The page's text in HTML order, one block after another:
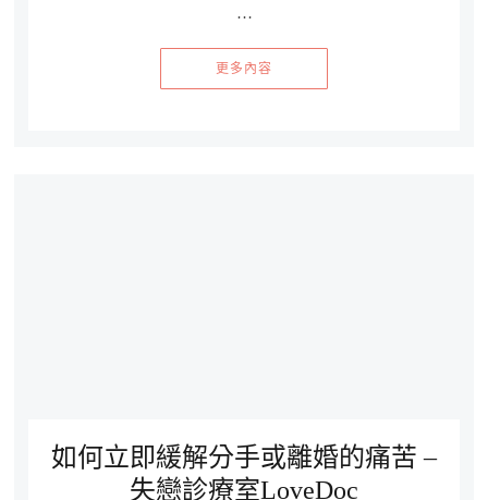
…
更多內容
如何立即緩解分手或離婚的痛苦 –
失戀診療室LoveDoc